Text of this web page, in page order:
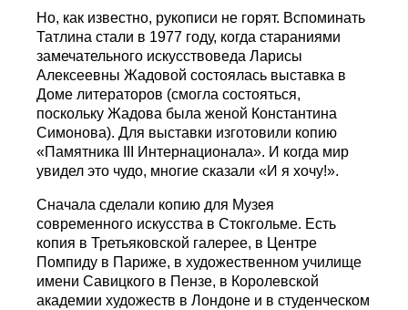
Но, как известно, рукописи не горят. Вспоминать
Татлина стали в 1977 году, когда стараниями
замечательного искусствоведа Ларисы
Алексеевны Жадовой состоялась выставка в
Доме литераторов (смогла состояться,
поскольку Жадова была женой Константина
Симонова). Для выставки изготовили копию
«Памятника III Интернационала». И когда мир
увидел это чудо, многие сказали «И я хочу!».
Сначала сделали копию для Музея
современного искусства в Стокгольме. Есть
копия в Третьяковской галерее, в Центре
Помпиду в Париже, в художественном училище
имени Савицкого в Пензе, в Королевской
академии художеств в Лондоне и в студенческом